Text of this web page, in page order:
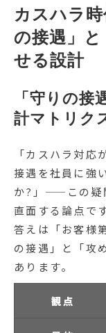
カスハラ
の接遇」
せる設計
「守りの
計マトリク
「カスハラ対応
接遇を社員に強
か?」——この疑
直面する論点です
答えは「お客様
の接遇」と「攻
あります。
観点